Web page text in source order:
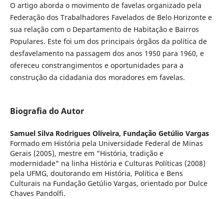
O artigo aborda o movimento de favelas organizado pela
Federação dos Trabalhadores Favelados de Belo Horizonte e
sua relação com o Departamento de Habitação e Bairros
Populares. Este foi um dos principais órgãos da política de
desfavelamento na passagem dos anos 1950 para 1960, e
ofereceu constrangimentos e oportunidades para a
construção da cidadania dos moradores em favelas.
Biografia do Autor
Samuel Silva Rodrigues Oliveira, Fundação Getúlio Vargas
Formado em História pela Universidade Federal de Minas
Gerais (2005), mestre em "História, tradição e
modernidade" na linha História e Culturas Políticas (2008)
pela UFMG, doutorando em História, Política e Bens
Culturais na Fundação Getúlio Vargas, orientado por Dulce
Chaves Pandolfi.